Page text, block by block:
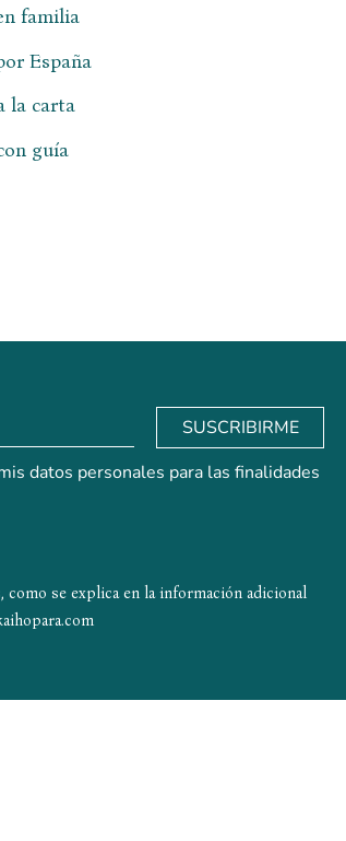
familia
España
la carta
guía
SUSCRIBIRME
datos personales para las finalidades
se explica en la información adicional